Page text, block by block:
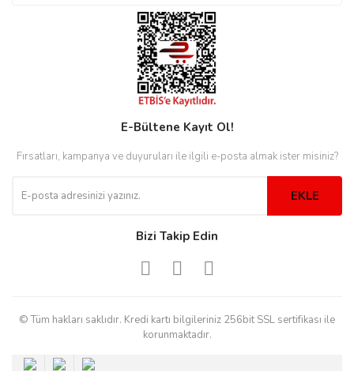
E-Bültene Kayıt Ol!
Fırsatları, kampanya ve duyuruları ile ilgili e-posta almak ister misiniz?
EKLE
Bizi Takip Edin
© Tüm hakları saklıdır. Kredi kartı bilgileriniz 256bit SSL sertifikası ile
korunmaktadır.